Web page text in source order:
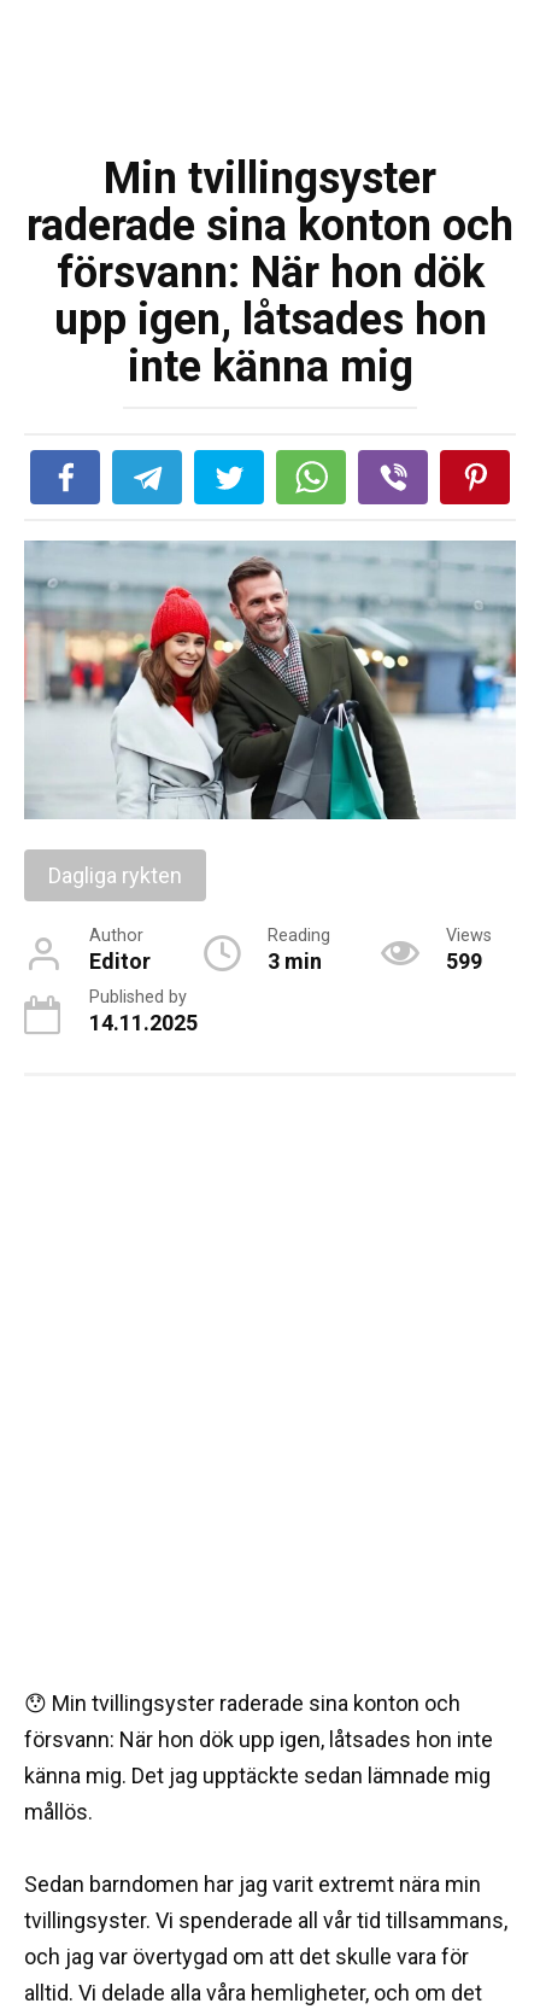
Min tvillingsyster
raderade sina konton och
försvann: När hon dök
upp igen, låtsades hon
inte känna mig
Dagliga rykten
Author
Editor
Reading
3 min
Views
599
Published by
14.11.2025
😯 Min tvillingsyster raderade sina konton och
försvann: När hon dök upp igen, låtsades hon inte
känna mig. Det jag upptäckte sedan lämnade mig
mållös.
Sedan barndomen har jag varit extremt nära min
tvillingsyster. Vi spenderade all vår tid tillsammans,
och jag var övertygad om att det skulle vara för
alltid. Vi delade alla våra hemligheter, och om det